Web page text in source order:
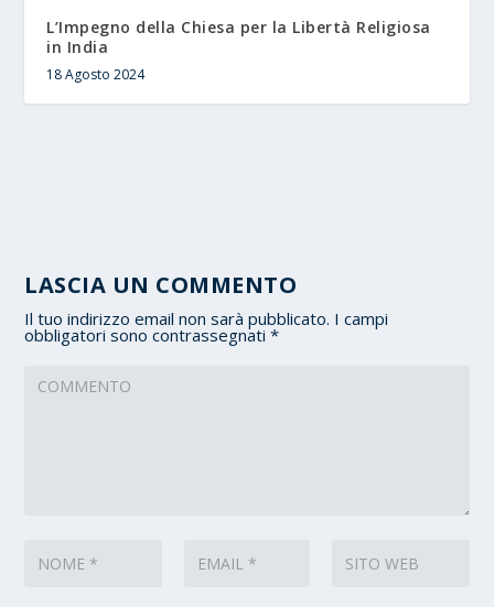
L’Impegno della Chiesa per la Libertà Religiosa
in India
18 Agosto 2024
LASCIA UN COMMENTO
Il tuo indirizzo email non sarà pubblicato. I campi
obbligatori sono contrassegnati*